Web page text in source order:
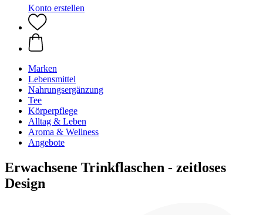
Konto erstellen
Marken
Lebensmittel
Nahrungsergänzung
Tee
Körperpflege
Alltag & Leben
Aroma & Wellness
Angebote
Erwachsene Trinkflaschen - zeitloses
Design